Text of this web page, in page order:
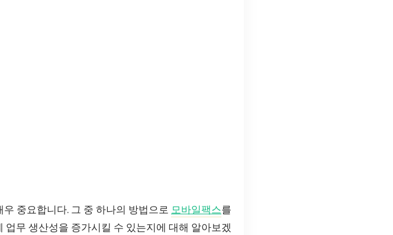
중요합니다. 그 중 하나의 방법으로 모바일팩스를
무 생산성을 증가시킬 수 있는지에 대해 알아보겠